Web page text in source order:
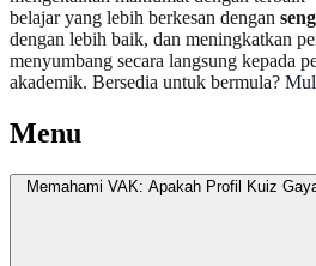
belajar yang lebih berkesan dengan
dengan lebih baik, dan meningkatkan
menyumbang secara langsung kepada
akademik. Bersedia untuk bermula?
Menu
Memahami VAK: Apakah Profil Kuiz